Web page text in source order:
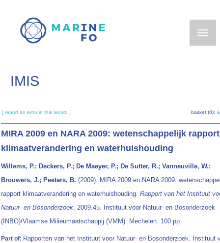
main
IMIS
[ report an error in this record ] basket (0):
MIRA 2009 en NARA 2009: wetenschappelijk rapport
klimaatverandering en waterhuishouding
Willems, P.; Deckers, P.; De Maeyer, P.; De Sutter, R.; Vanneuville, W.;
Brouwers, J.; Peeters, B. (2009). MIRA 2009 en NARA 2009:
rapport klimaatverandering en waterhuishouding. Rapport van het Instituut
Natuur- en Bosonderzoek, 2009.45. Instituut voor Natuur- en Bosonderzoek
(INBO)/Vlaamse Milieumaatschappij (VMM): Mechelen. 100 pp.
Part of: Rapporten van het Instituut voor Natuur- en Bosonderzoek. Instituut